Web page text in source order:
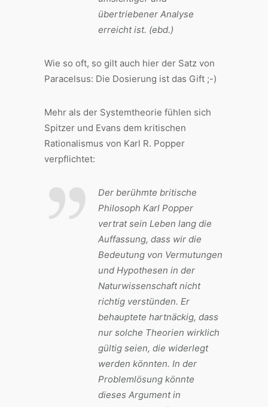
übertriebener Analyse
erreicht ist. (ebd.)
Wie so oft, so gilt auch hier der Satz von
Paracelsus: Die Dosierung ist das Gift ;-)
Mehr als der Systemtheorie fühlen sich
Spitzer und Evans dem kritischen
Rationalismus von Karl R. Popper
verpflichtet:
Der berühmte britische
Philosoph Karl Popper
vertrat sein Leben lang die
Auffassung, dass wir die
Bedeutung von Vermutungen
und Hypothesen in der
Naturwissenschaft nicht
richtig verstünden. Er
behauptete hartnäckig, dass
nur solche Theorien wirklich
gültig seien, die widerlegt
werden könnten. In der
Problemlösung könnte
dieses Argument in